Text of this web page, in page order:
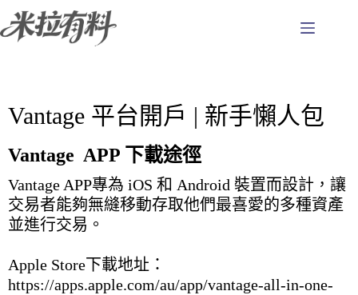
至
容Vantage 平台開戶 | 新手懶人包
Vantage APP 下載途徑
Vantage APP專為 iOS 和 Android 裝置而設計，讓
交易者能夠無縫移動存取他們最喜愛的多種資產
並進行交易。
Apple Store下載地址：
https://apps.apple.com/au/app/vantage-all-in-one-